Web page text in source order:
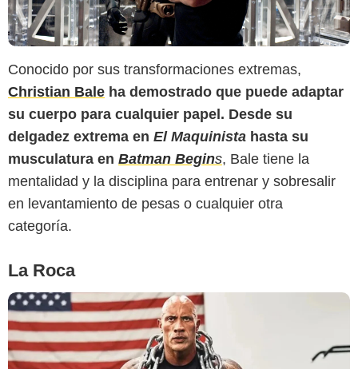
Conocido por sus transformaciones extremas,
Christian Bale ha demostrado que puede adaptar
su cuerpo para cualquier papel. Desde su
delgadez extrema en El Maquinista hasta su
musculatura en Batman Begins, Bale tiene la
mentalidad y la disciplina para entrenar y sobresalir
en levantamiento de pesas o cualquier otra
categoría.
La Roca
Urgente24